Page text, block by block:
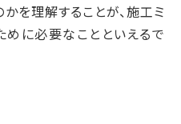
を理解することが、施工ミ
めに必要なことといえるで